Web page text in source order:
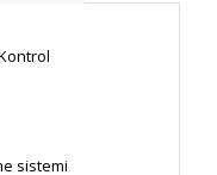
sistemi